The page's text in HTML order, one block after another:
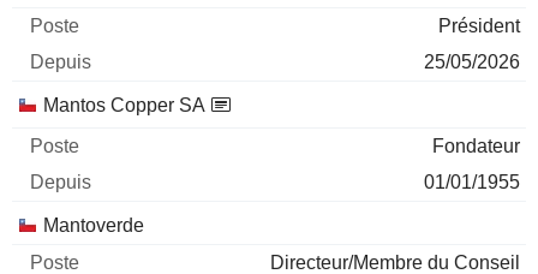
Président
25/05/2026
Mantos Copper SA
Fondateur
01/01/1955
Mantoverde
Directeur/Membre du Conseil